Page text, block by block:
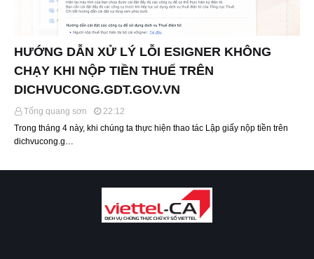
HƯỚNG DẪN XỬ LÝ LỖI ESIGNER KHÔNG
CHẠY KHI NỘP TIỀN THUẾ TRÊN
DICHVUCONG.GDT.GOV.VN
Tống quang sơn
22:12
Trong tháng 4 này, khi chúng ta thực hiện thao tác Lập giấy nộp tiền trên
dichvucong.g…